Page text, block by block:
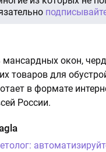
мансардных окон,
товаров для
в формате
России.